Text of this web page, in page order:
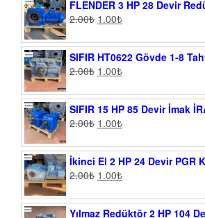
FLENDER 3 HP 28 Devir
2.00₺ 1.00₺
SIFIR HT0622 Gövde 1-8
2.00₺ 1.00₺
SIFIR 15 HP 85 Devir İmak
2.00₺ 1.00₺
İkinci El 2 HP 24 Devir PGR
2.00₺ 1.00₺
Yılmaz Redüktör 2 HP 104